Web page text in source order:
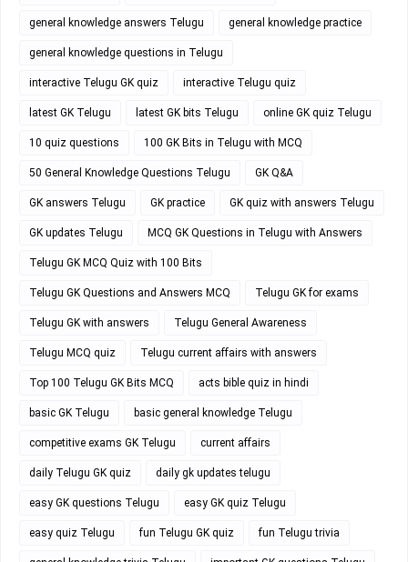
general knowledge answers Telugu general knowledge practice
general knowledge questions in Telugu
interactive Telugu GK quiz interactive Telugu quiz
latest GK Telugu latest GK bits Telugu online GK quiz Telugu
10 quiz questions 100 GK Bits in Telugu with MCQ
50 General Knowledge Questions Telugu GK Q&A
GK answers Telugu GK practice GK quiz with answers Telugu
GK updates Telugu MCQ GK Questions in Telugu with Answers
Telugu GK MCQ Quiz with 100 Bits
Telugu GK Questions and Answers MCQ Telugu GK for exams
Telugu GK with answers Telugu General Awareness
Telugu MCQ quiz Telugu current affairs with answers
Top 100 Telugu GK Bits MCQ acts bible quiz in hindi
basic GK Telugu basic general knowledge Telugu
competitive exams GK Telugu current affairs
daily Telugu GK quiz daily gk updates telugu
easy GK questions Telugu easy GK quiz Telugu
easy quiz Telugu fun Telugu GK quiz fun Telugu trivia